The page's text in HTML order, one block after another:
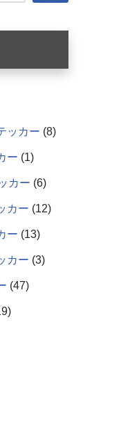
ッカー 8
ー 1
カー 6
カー 12
ー 13
カー 3
47